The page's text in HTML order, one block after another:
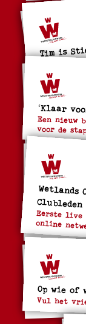
Tim is
‘Klaar
Een nieuw
voor de
Wetlands
Eerste live
online
Op wie
Vul het